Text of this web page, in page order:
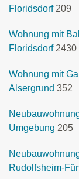
Floridsdorf 209
Wohnung mit
Floridsdorf 2430
Wohnung mit
Alsergrund 352
Umgebung 205
Rudolfsheim-